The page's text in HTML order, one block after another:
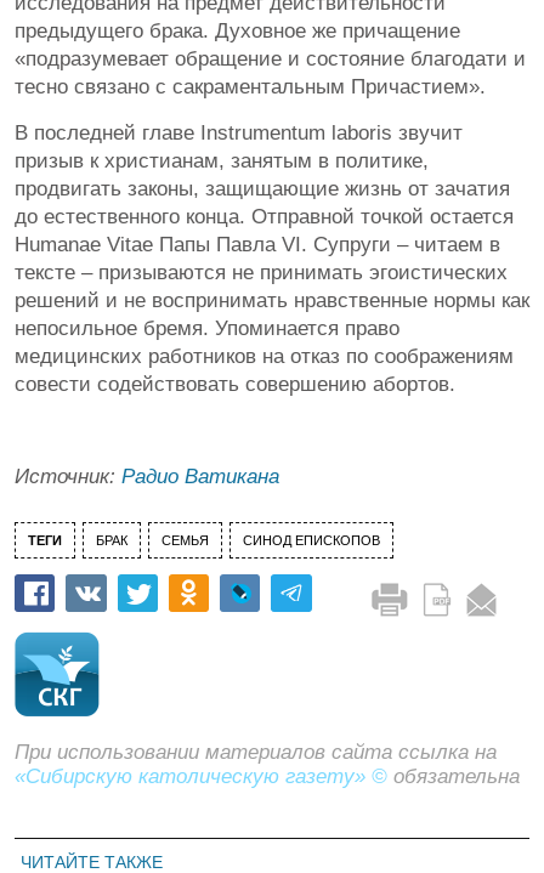
предыдущего брака. Духовное же причащение
«подразумевает обращение и состояние благодати и
тесно связано с сакраментальным Причастием».
В последней главе Instrumentum laboris звучит
призыв к христианам, занятым в политике,
продвигать законы, защищающие жизнь от зачатия
до естественного конца. Отправной точкой остается
Humanae Vitae Папы Павла VI. Супруги – читаем в
тексте – призываются не принимать эгоистических
решений и не воспринимать нравственные нормы как
непосильное бремя. Упоминается право
медицинских работников на отказ по соображениям
совести содействовать совершению абортов.
Источник: Радио Ватикана
ТЕГИ БРАК СЕМЬЯ СИНОД ЕПИСКОПОВ
При использовании материалов сайта ссылка на
«Сибирскую католическую газету» © обязательна
ЧИТАЙТЕ ТАКЖЕ